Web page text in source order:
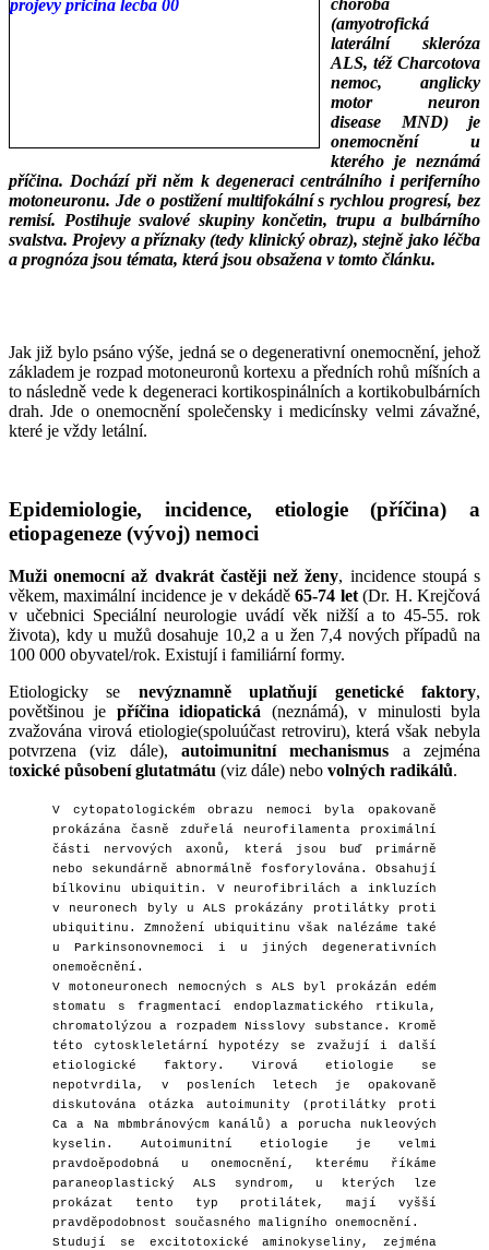
(amyotrofická
laterální skleróza
ALS, též Charcotova
nemoc, anglicky
motor neuron
disease MND) je
onemocnění u
kterého je neznámá
příčina. Dochází při něm k degeneraci centrálního i periferního
motoneuronu. Jde o postižení multifokální s rychlou progresí, bez
remisí. Postihuje svalové skupiny končetin, trupu a bulbárního
svalstva. Projevy a příznaky (tedy klinický obraz), stejně jako léčba
a prognóza jsou témata, která jsou obsažena v tomto článku.
Jak již bylo psáno výše, jedná se o degenerativní onemocnění, jehož
základem je rozpad motoneuronů kortexu a předních rohů míšních a
to následně vede k degeneraci kortikospinálních a kortikobulbárních
drah. Jde o onemocnění společensky i medicínsky velmi závažné,
které je vždy letální.
Epidemiologie, incidence, etiologie (příčina) a
etiopageneze (vývoj) nemoci
Muži onemocní až dvakrát častěji než ženy, incidence stoupá s
věkem, maximální incidence je v dekádě65-74 let(Dr. H. Krejčová
v učebnici Speciální neurologie uvádí věk nižší a to 45-55. rok
života), kdy u mužů dosahuje 10,2 a u žen 7,4 nových případů na
100 000 obyvatel/rok. Existují i familiární formy.
Etiologicky se nevýznamně uplatňují genetické faktory,
povětšinou je příčina idiopatická (neznámá), v minulosti byla
zvažována virová etiologie(spoluúčast retroviru), která však nebyla
potvrzena (viz dále), autoimunitní mechanismus a zejména
toxické působení glutatmátu (viz dále) nebo volných radikálů.
V cytopatologickém obrazu nemoci byla opakovaně
prokázána časně zduřelá neurofilamenta proximální
části nervových axonů, která jsou buď primárně
nebo sekundárně abnormálně fosforylována. Obsahují
bílkovinu ubiquitin. V neurofibrilách a inkluzích
v neuronech byly u ALS prokázány protilátky proti
ubiquitinu. Zmnožení ubiquitinu však nalézáme také
u Parkinsonovnemoci i u jiných degenerativních
onemoěcnění.
V motoneuronech nemocných s ALS byl prokázán edém
stomatu s fragmentací endoplazmatického rtikula,
chromatolýzou a rozpadem Nisslovy substance. Kromě
této cytoskleletární hypotézy se zvažují i další
etiologické faktory. Virová etiologie se
nepotvrdila, v posleních letech je opakovaně
diskutována otázka autoimunity (protilátky proti
Ca a Na mbmbránovýcm kanálů) a porucha nukleových
kyselin. Autoimunitní etiologie je velmi
pravdoěpodobná u onemocnění, kterému říkáme
paraneoplastický ALS syndrom, u kterých lze
prokázat tento typ protilátek, mají vyšší
pravděpodobnost současného maligního onemocnění.
Studují se excitotoxické aminokyseliny, zejména